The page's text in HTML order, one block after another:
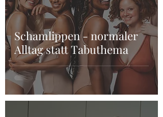
Schamlippen - normaler
Alltag statt Tabuthema